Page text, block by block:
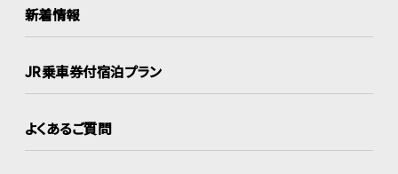
新着情報
JR乗車券付宿泊プラン
よくあるご質問